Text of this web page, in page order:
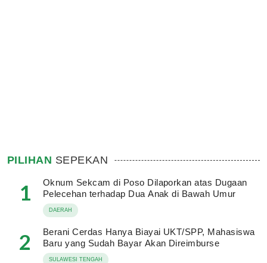
PILIHAN SEPEKAN
1
Oknum Sekcam di Poso Dilaporkan atas Dugaan
Pelecehan terhadap Dua Anak di Bawah Umur
DAERAH
2
Berani Cerdas Hanya Biayai UKT/SPP, Mahasiswa
Baru yang Sudah Bayar Akan Direimburse
SULAWESI TENGAH